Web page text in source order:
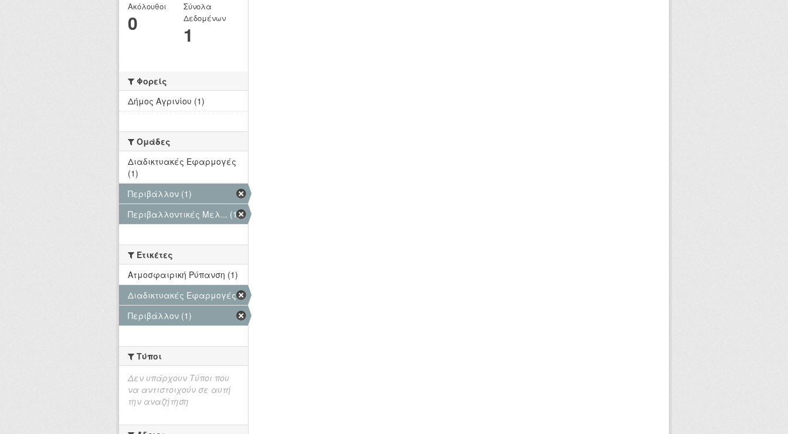
Ακόλουθοι
0
Σύνολα
Δεδομένων
1
Φορείς
Δήμος Αγρινίου (1)
Ομάδες
Διαδικτυακές Εφαρμογές
(1)
Περιβάλλον (1)
Περιβαλλοντικές Μελ... (1)
Ετικέτες
Ατμοσφαιρική Ρύπανση (1)
Διαδικτυακές Εφαρμογές (1)
Περιβάλλον (1)
Τύποι
Δεν υπάρχουν Τύποι που
να αντιστοιχούν σε αυτή
την αναζήτηση